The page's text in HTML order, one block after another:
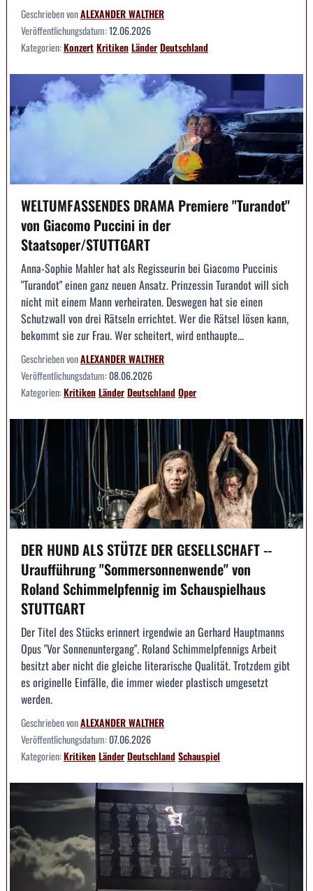
Geschrieben vonALEXANDER WALTHER
Veröffentlichungsdatum:12.06.2026
Kategorien:KonzertKritikenLänderDeutschland
WELTUMFASSENDES DRAMA Premiere "Turandot"
von Giacomo Puccini in der
Staatsoper/STUTTGART
Anna-Sophie Mahler hat als Regisseurin bei Giacomo Puccinis
"Turandot" einen ganz neuen Ansatz. Prinzessin Turandot will sich
nicht mit einem Mann verheiraten. Deswegen hat sie einen
Schutzwall von drei Rätseln errichtet. Wer die Rätsel lösen kann,
bekommt sie zur Frau. Wer scheitert, wird enthaupte...
Geschrieben vonALEXANDER WALTHER
Veröffentlichungsdatum:08.06.2026
Kategorien:KritikenLänderDeutschlandOper
DER HUND ALS STÜTZE DER GESELLSCHAFT --
Uraufführung "Sommersonnenwende" von
Roland Schimmelpfennig im Schauspielhaus
STUTTGART
Der Titel des Stücks erinnert irgendwie an Gerhard Hauptmanns
Opus "Vor Sonnenuntergang". Roland Schimmelpfennigs Arbeit
besitzt aber nicht die gleiche literarische Qualität. Trotzdem gibt
es originelle Einfälle, die immer wieder plastisch umgesetzt
werden.
Geschrieben vonALEXANDER WALTHER
Veröffentlichungsdatum:07.06.2026
Kategorien:KritikenLänderDeutschlandSchauspiel